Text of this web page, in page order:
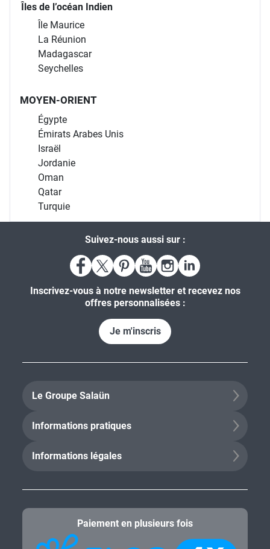
Îles de l’océan Indien
Île Maurice
La Réunion
Madagascar
Seychelles
MOYEN-ORIENT
Égypte
Émirats Arabes Unis
Israël
Jordanie
Oman
Qatar
Turquie
Suivez-nous aussi sur :
Inscrivez-vous à notre newsletter et recevez nos
offres personnalisées :
Je m'inscris
Le Groupe Salaün
Informations pratiques
Informations légales
Paiement en plusieurs fois